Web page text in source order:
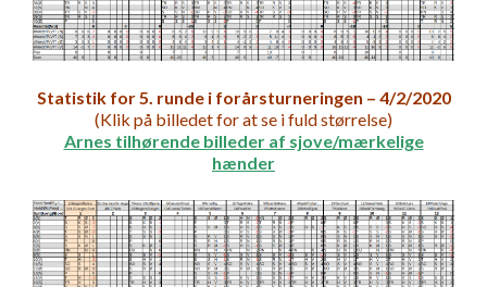
Statistik for 5. runde i forårsturneringen – 4/2/2020
(Klik på billedet for at se i fuld størrelse)
Arnes tilhørende billeder af sjove/mærkelige
hænder